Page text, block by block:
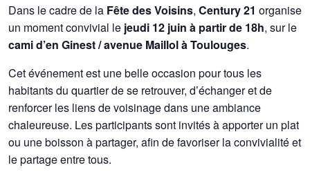
Dans le cadre de la Fête des Voisins, Century 21 organise
un moment convivial le jeudi 12 juin à partir de 18h, sur le
cami d’en Ginest / avenue Maillol à Toulouges.
Cet événement est une belle occasion pour tous les
habitants du quartier de se retrouver, d’échanger et de
renforcer les liens de voisinage dans une ambiance
chaleureuse. Les participants sont invités à apporter un plat
ou une boisson à partager, afin de favoriser la convivialité et
le partage entre tous.